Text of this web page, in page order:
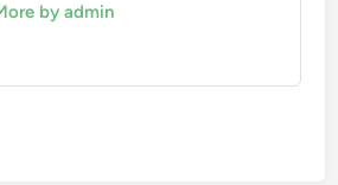
by admin